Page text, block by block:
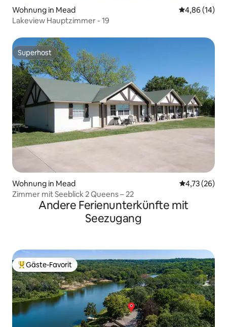
Wohnung in Mead
4,86 (14)
Lakeview Hauptzimmer - 19
Superhost
Superhost
Wohnung in Mead
4,73 (26)
Zimmer mit Seeblick 2 Queens – 22
Andere Ferienunterkünfte mit
Seezugang
Beliebter Gäste-Favorit.
Gäste-Favorit